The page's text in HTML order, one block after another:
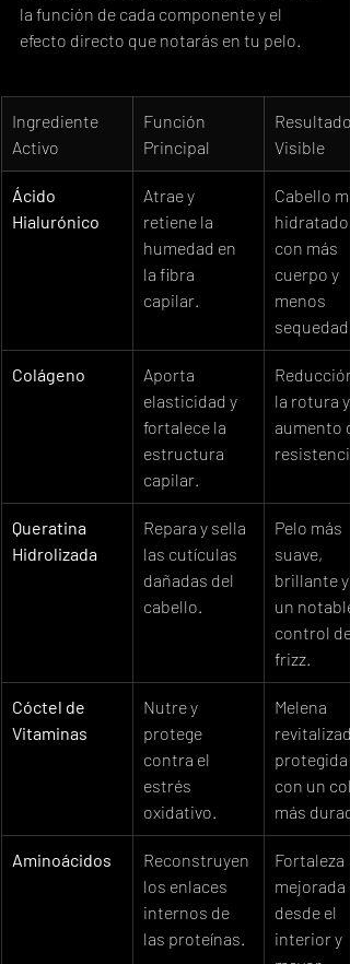
la función de cada componente y el
efecto directo que notarás en tu pelo.
Ingrediente
Activo
Función
Principal
Resultado
Visible
Ácido
Hialurónico
Atrae y
retiene la
humedad en
la fibra
capilar.
Cabello
hidratado,
con más
cuerpo y
menos
sequedad.
Colágeno
Aporta
elasticidad y
fortalece la
estructura
capilar.
la rotura y
aumento
Queratina
Hidrolizada
Repara y sella
las cutículas
dañadas del
cabello.
Pelo más
suave,
brillante y
un notable
control del
frizz.
Cóctel de
Vitaminas
Nutre y
protege
contra el
estrés
oxidativo.
Melena
protegida
con un
más
Aminoácidos
Reconstruyen
los enlaces
internos de
las proteínas.
Fortaleza
mejorada
desde el
interior y